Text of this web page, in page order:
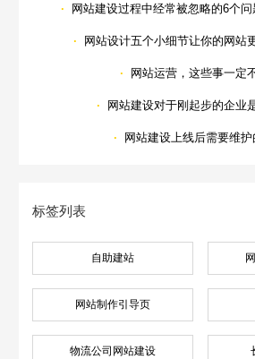
· 网站建设过程中经常被忽略的6个
· 网站设计五个小细节让你的网站
· 网站运营，这些事一定
· 网站建设对于刚起步的企业
· 网站建设上线后需要维
标签列表
自助建站
网站制作引导页
物流公司网站建设
不怕就请留下您的需求及联系方式，我们